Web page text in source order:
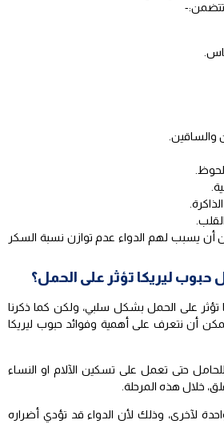
والساقين.
يسبب لهم الدواء عدم توازن نسبة السكر
ليريكا تؤثر على الحمل؟
تؤثر على الحمل بشكل سلبي، ولكن كما ذكرنا
يمكن أن نتعرف على أهمية وفوائد حبوب ليريكا
حتى تعمل على تسكين الآلام او النساء
خلال هذه المرحلة.
لآخرى، وذلك لأن الدواء قد تؤدي أضراره